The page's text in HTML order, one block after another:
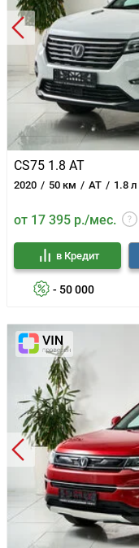
CS75 1.8 AT
2020 50 км AT 1.8 л
от 17 395 р./мес.
- 50 000
в Кредит